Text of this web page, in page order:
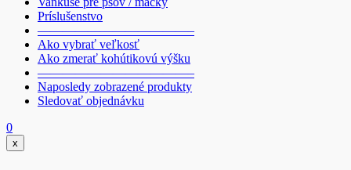
Príslušenstvo
————————————–
Ako vybrať veľkosť
Ako zmerať kohútikovú výšku
————————————–
Naposledy zobrazené produkty
Sledovať objednávku
0
x